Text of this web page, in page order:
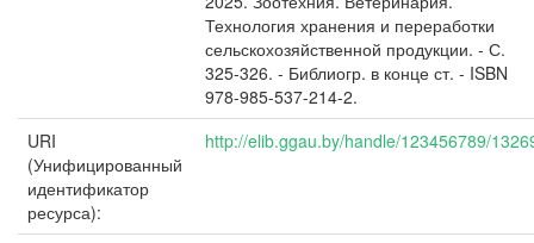
Технология хранения и переработки
сельскохозяйственной продукции. - С.
325-326. - Библиогр. в конце ст. - ISBN
978-985-537-214-2.
URI
(Унифицированный
идентификатор
ресурса):
http://elib.ggau.by/handle/123456789/